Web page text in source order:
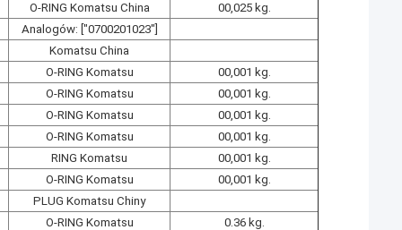
O-RING Komatsu China
00,025 kg.
Analogów: ["0700201023"]
Komatsu China
O-RING Komatsu
00,001 kg.
O-RING Komatsu
00,001 kg.
O-RING Komatsu
00,001 kg.
O-RING Komatsu
00,001 kg.
RING Komatsu
00,001 kg.
O-RING Komatsu
00,001 kg.
PLUG Komatsu Chiny
O-RING Komatsu
0.36 kg.